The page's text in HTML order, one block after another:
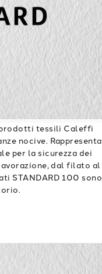
tessili Caleffi
nocive. Rappresenta
per la sicurezza dei
dal filato al
STANDARD 100 sono